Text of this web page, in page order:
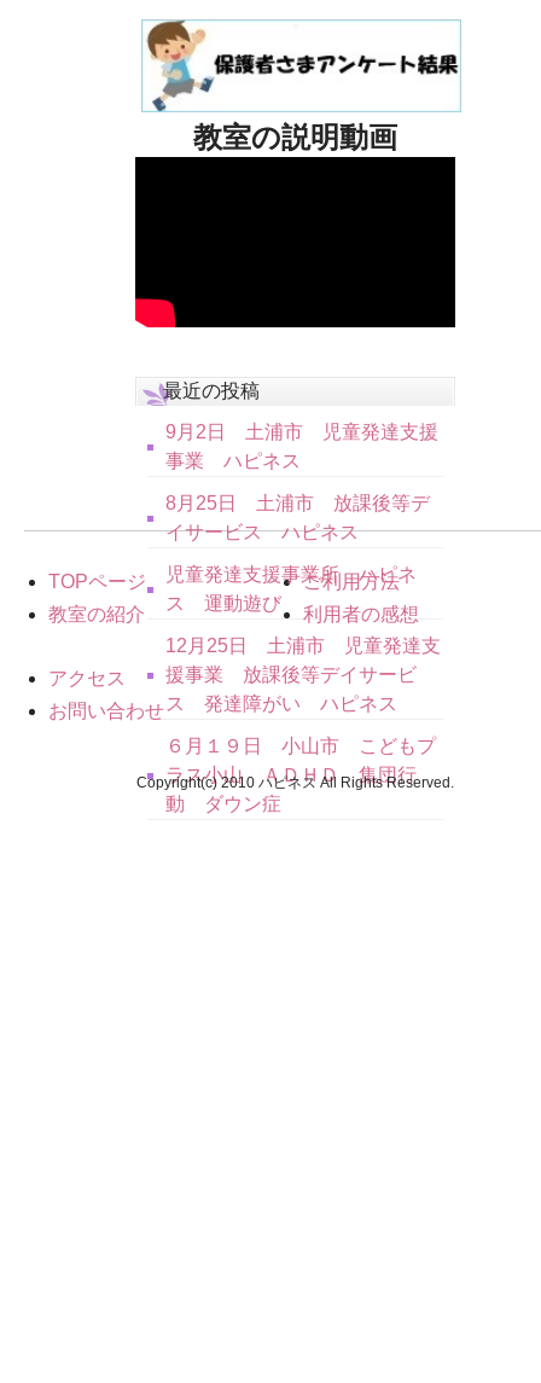
教室の説明動画
最近の投稿
9月2日 土浦市 児童発達支援
事業 ハピネス
8月25日 土浦市 放課後等デ
イサービス ハピネス
児童発達支援事業所 ハピネ
ス 運動遊び
12月25日 土浦市 児童発達支
援事業 放課後等デイサービ
ス 発達障がい ハピネス
６月１９日 小山市 こどもプ
ラス小山 ＡＤＨＤ 集団行
動 ダウン症
TOPページ
教室の紹介
ご利用方法
利用者の感想
アクセス
お問い合わせ
Copyright(c) 2010 ハピネス All Rights Reserved.